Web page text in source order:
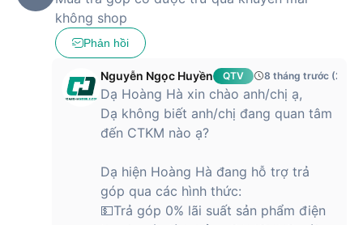
không shop
Phản hồi
Nguyễn Ngọc Huyền QTV 8 tháng trước (27/
Dạ Hoàng Hà xin chào anh/chị ạ,
Dạ không biết anh/chị đang quan tâm
đến CTKM nào ạ?
Dạ hiện Hoàng Hà đang hỗ trợ trả
góp qua các hình thức:
💵Trả góp 0% lãi suất sản phẩm điện